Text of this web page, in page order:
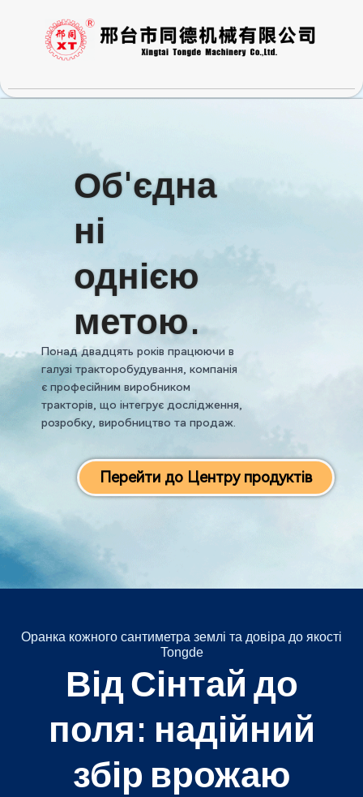
Об'єдна
ні
однією
метою.
Понад двадцять років працюючи в
галузі тракторобудування, компанія
є професійним виробником
тракторів, що інтегрує дослідження,
розробку, виробництво та продаж.
Перейти до Центру продуктів
Оранка кожного сантиметра землі та довіра до якості
Tongde
Від Сінтай до
поля: надійний
збір врожаю